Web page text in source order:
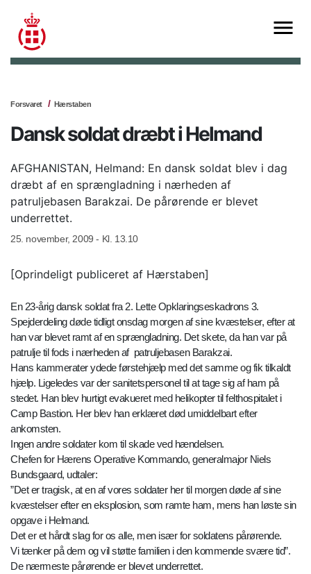
Forsvaret Hærstaben
Dansk soldat dræbt i Helmand
AFGHANISTAN, Helmand: En dansk soldat blev i dag
dræbt af en sprængladning i nærheden af
patruljebasen Barakzai. De pårørende er blevet
underrettet.
25. november, 2009 - Kl. 13.10
[Oprindeligt publiceret af Hærstaben]
En 23-årig dansk soldat fra 2. Lette Opklaringseskadrons 3.
Spejderdeling døde tidligt onsdag morgen af sine kvæstelser, efter at
han var blevet ramt af en sprængladning. Det skete, da han var på
patrulje til fods i nærheden af patruljebasen Barakzai.
Hans kammerater ydede førstehjælp med det samme og fik tilkaldt
hjælp. Ligeledes var der sanitetspersonel til at tage sig af ham på
stedet. Han blev hurtigt evakueret med helikopter til felthospitalet i
Camp Bastion. Her blev han erklæret død umiddelbart efter
ankomsten.
Ingen andre soldater kom til skade ved hændelsen.
Chefen for Hærens Operative Kommando, generalmajor Niels
Bundsgaard, udtaler:
”Det er tragisk, at en af vores soldater her til morgen døde af sine
kvæstelser efter en eksplosion, som ramte ham, mens han løste sin
opgave i Helmand.
Det er et hårdt slag for os alle, men især for soldatens pårørende.
Vi tænker på dem og vil støtte familien i den kommende svære tid”.
De nærmeste pårørende er blevet underrettet.